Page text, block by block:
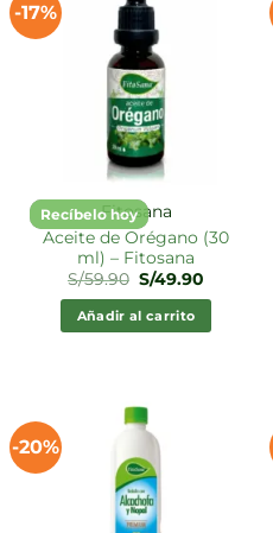
-17%
Recíbelo hoyFitosana
Aceite de Orégano (30
ml) – Fitosana
S/59.90 El
precio
original
era:
S/49.90
Añadir al carrito
-20%